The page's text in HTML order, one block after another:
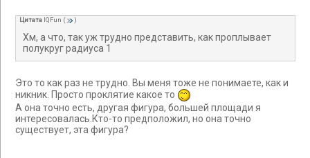
Цитата IQFun ( )
Хм, а что, так уж трудно представить, как проплывает
полукруг радиуса 1
Это то как раз не трудно. Вы меня тоже не понимаете, как и
никник. Просто проклятие какое то
А она точно есть, другая фигура, большей площади я
интересовалась.Кто-то предположил, но она точно
существует, эта фигура?